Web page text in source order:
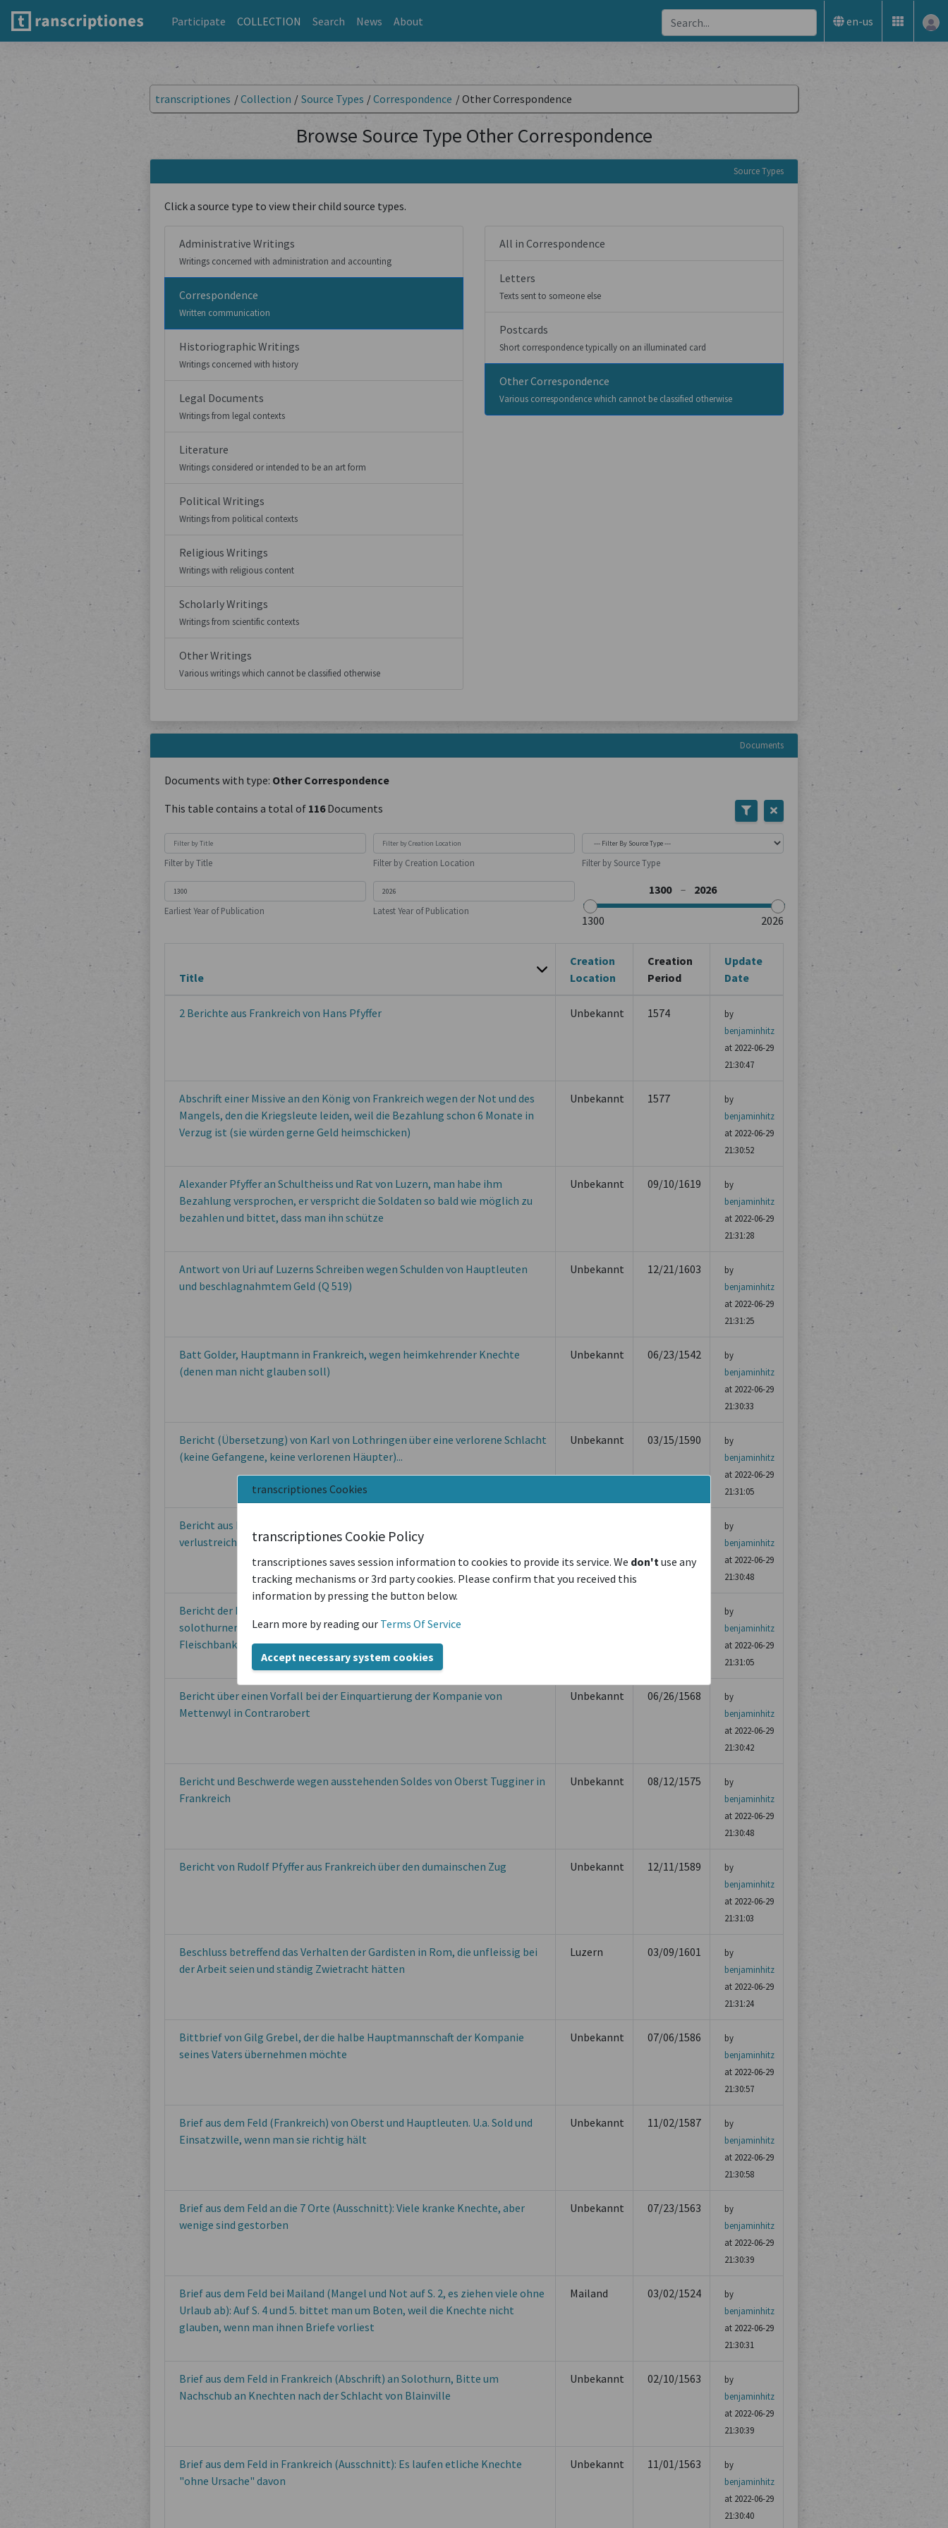
Participate COLLECTION Search News About en-us
transcriptiones Cookies
transcriptiones Cookie Policy
transcriptiones saves session information to cookies to provide its service. We don'tuse any
tracking mechanisms or 3rd party cookies. Please confirm that you received this
information by pressing the button below.
Learn more by reading our Terms Of Service
Accept necessary system cookies
transcriptiones /Collection / Source Types /Correspondence /Other Correspondence
Browse Source Type Other Correspondence
Source Types
Click a source type to view their child source types.
Administrative Writings
Writings concerned with administration and accounting
Correspondence
Written communication
Historiographic Writings
Writings concerned with history
Legal Documents
Writings from legal contexts
Literature
Writings considered or intended to be an art form
Political Writings
Writings from political contexts
Religious Writings
Writings with religious content
Scholarly Writings
Writings from scientific contexts
Other Writings
Various writings which cannot be classified otherwise
All in Correspondence
Letters
Texts sent to someone else
Postcards
Short correspondence typically on an illuminated card
Other Correspondence
Various correspondence which cannot be classified otherwise
Documents
Documents with type: Other Correspondence
This table contains a total of 116Documents
Filter by Title Filter by Creation Location Filter by Source Type
Earliest Year of Publication Latest Year of Publication
Title
Creation
Location
Creation
Period
Update
Date
2 Berichte aus Frankreich von Hans Pfyffer Unbekannt 1574
by
benjaminhitz
at 2022-06-29
21:30:47
Abschrift einer Missive an den König von Frankreich wegen der Not und des
Mangels, den die Kriegsleute leiden, weil die Bezahlung schon 6 Monate in
Verzug ist (sie würden gerne Geld heimschicken)
Unbekannt 1577
by
benjaminhitz
at 2022-06-29
21:30:52
Alexander Pfyffer an Schultheiss und Rat von Luzern, man habe ihm
Bezahlung versprochen, er verspricht die Soldaten so bald wie möglich zu
bezahlen und bittet, dass man ihn schütze
Unbekannt 09/10/1619
by
benjaminhitz
at 2022-06-29
21:31:28
Antwort von Uri auf Luzerns Schreiben wegen Schulden von Hauptleuten
und beschlagnahmtem Geld (Q 519)
Unbekannt 12/21/1603
by
benjaminhitz
at 2022-06-29
21:31:25
Batt Golder, Hauptmann in Frankreich, wegen heimkehrender Knechte
(denen man nicht glauben soll)
Unbekannt 06/23/1542
by
benjaminhitz
at 2022-06-29
21:30:33
Bericht (Übersetzung) von Karl von Lothringen über eine verlorene Schlacht
(keine Gefangene, keine verlorenen Häupter)...
Unbekannt 03/15/1590
by
benjaminhitz
at 2022-06-29
21:31:05
Bericht aus Frankreich über die Schlacht bei Dye am 13.6.1575, die sehr
verlustreich ausfiel
by
benjaminhitz
at 2022-06-29
21:30:48
Bericht der Hauptleute über die Niederlage in Ivry (dumainscher Zug), das
solothurner Kapitulationsangebot sagt, sie seien verkauft auf der
Fleischbank
by
benjaminhitz
at 2022-06-29
21:31:05
Bericht über einen Vorfall bei der Einquartierung der Kompanie von
Mettenwyl in Contrarobert
Unbekannt 06/26/1568
by
benjaminhitz
at 2022-06-29
21:30:42
Bericht und Beschwerde wegen ausstehenden Soldes von Oberst Tugginer in
Frankreich
Unbekannt 08/12/1575
by
benjaminhitz
at 2022-06-29
21:30:48
Bericht von Rudolf Pfyffer aus Frankreich über den dumainschen Zug Unbekannt 12/11/1589
by
benjaminhitz
at 2022-06-29
21:31:03
Beschluss betreffend das Verhalten der Gardisten in Rom, die unfleissig bei
der Arbeit seien und ständig Zwietracht hätten
Luzern 03/09/1601
by
benjaminhitz
at 2022-06-29
21:31:24
Bittbrief von Gilg Grebel, der die halbe Hauptmannschaft der Kompanie
seines Vaters übernehmen möchte
Unbekannt 07/06/1586
by
benjaminhitz
at 2022-06-29
21:30:57
Brief aus dem Feld (Frankreich) von Oberst und Hauptleuten. U.a. Sold und
Einsatzwille, wenn man sie richtig hält
Unbekannt 11/02/1587
by
benjaminhitz
at 2022-06-29
21:30:58
Brief aus dem Feld an die 7 Orte (Ausschnitt): Viele kranke Knechte, aber
wenige sind gestorben
Unbekannt 07/23/1563
by
benjaminhitz
at 2022-06-29
21:30:39
Brief aus dem Feld bei Mailand (Mangel und Not auf S. 2, es ziehen viele ohne
Urlaub ab): Auf S. 4 und 5. bittet man um Boten, weil die Knechte nicht
glauben, wenn man ihnen Briefe vorliest
Mailand 03/02/1524
by
benjaminhitz
at 2022-06-29
21:30:31
Brief aus dem Feld in Frankreich (Abschrift) an Solothurn, Bitte um
Nachschub an Knechten nach der Schlacht von Blainville
Unbekannt 02/10/1563
by
benjaminhitz
at 2022-06-29
21:30:39
Brief aus dem Feld in Frankreich (Ausschnitt): Es laufen etliche Knechte
"ohne Ursache" davon
Unbekannt 11/01/1563
by
benjaminhitz
at 2022-06-29
21:30:40